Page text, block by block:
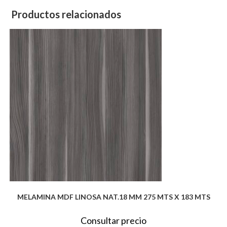
Productos relacionados
MELAMINA MDF LINOSA NAT.18 MM 275 MTS X 183 MTS
Consultar precio